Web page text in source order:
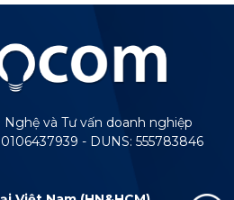
và Tư vấn doanh nghiệp
- DUNS: 555783846